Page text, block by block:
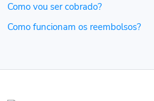
Como vou ser cobrado?
Como funcionam os reembolsos?